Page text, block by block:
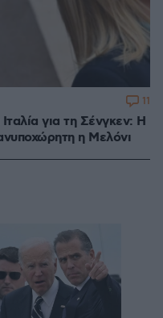
για τη Σένγκεν: Η
η Μελόνι
11